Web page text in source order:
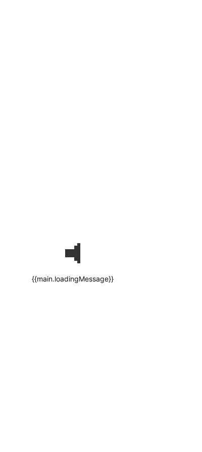
{{main.loadingMessage}}